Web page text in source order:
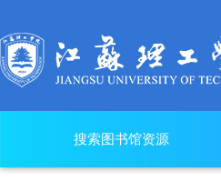
搜索图书馆资源